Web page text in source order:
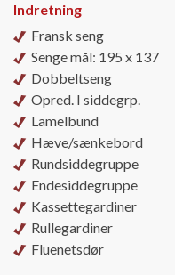
Indretning
Fransk seng
Senge mål: 195 x 137
Dobbeltseng
Opred. I siddegrp.
Lamelbund
Hæve/sænkebord
Rundsiddegruppe
Endesiddegruppe
Kassettegardiner
Rullegardiner
Fluenetsdør